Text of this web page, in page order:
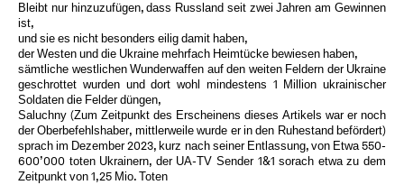
Bleibt nur hinzuzufügen, dass Russland seit zwei Jahren am Gewinnen
ist,
und sie es nicht besonders eilig damit haben,
der Westen und die Ukraine mehrfach Heimtücke bewiesen haben,
sämtliche westlichen Wunderwaffen auf den weiten Feldern der Ukraine
geschrottet wurden und dort wohl mindestens 1 Million ukrainischer
Soldaten die Felder düngen,
Saluchny (Zum Zeitpunkt des Erscheinens dieses Artikels war er noch
der Oberbefehlshaber, mittlerweile wurde er in den Ruhestand befördert)
sprach im Dezember 2023, kurz nach seiner Entlassung, von Etwa 550-
600’000 toten Ukrainern, der UA-TV Sender 1&1 sorach etwa zu dem
Zeitpunkt von 1,25 Mio. Toten